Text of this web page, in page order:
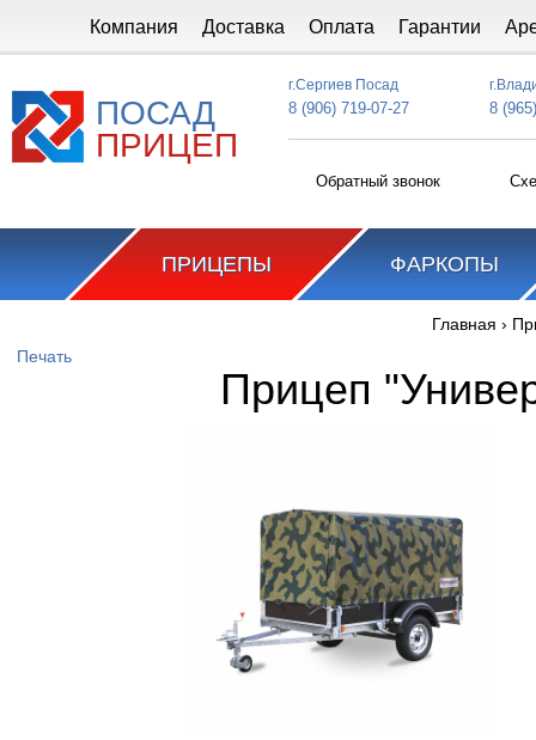
Компания Доставка Оплата Гарантии
ПОСАД
ПРИЦЕП
г.Сергиев Посад
8 (906) 719-07-27 8
Обратный звонок
ПРИЦЕПЫ ФАРКОПЫ
Главная ›
Печать
Прицеп